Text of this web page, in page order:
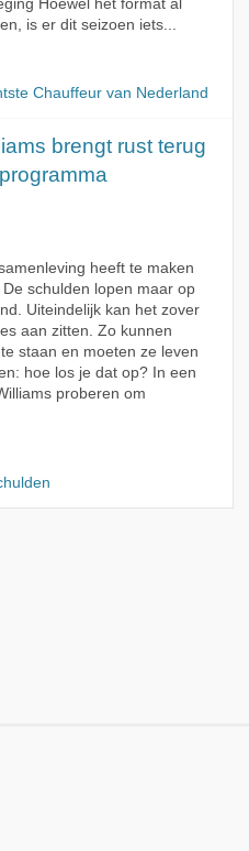
Hoewel het format al
is er dit seizoen iets...
Chauffeur van Nederland
brengt rust terug
heeft te maken
schulden lopen maar op
Uiteindelijk kan het zover
aan zitten. Zo kunnen
staan en moeten ze leven
hoe los je dat op? In een
proberen om